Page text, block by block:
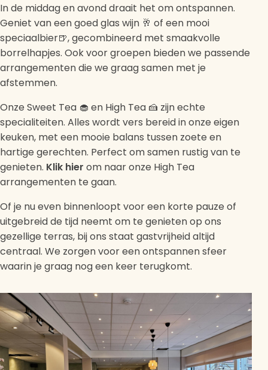
In de middag en avond draait het om ontspannen.
Geniet van een goed glas wijn 🥂 of een mooi
speciaalbier🍺, gecombineerd met smaakvolle
borrelhapjes. Ook voor groepen bieden we passende
arrangementen die we graag samen met je
afstemmen.
Onze Sweet Tea 🧁 en High Tea 🍰 zijn echte
specialiteiten. Alles wordt vers bereid in onze eigen
keuken, met een mooie balans tussen zoete en
hartige gerechten. Perfect om samen rustig van te
genieten. Klik hier om naar onze High Tea
arrangementen te gaan.
Of je nu even binnenloopt voor een korte pauze of
uitgebreid de tijd neemt om te genieten op ons
gezellige terras, bij ons staat gastvrijheid altijd
centraal. We zorgen voor een ontspannen sfeer
waarin je graag nog een keer terugkomt.